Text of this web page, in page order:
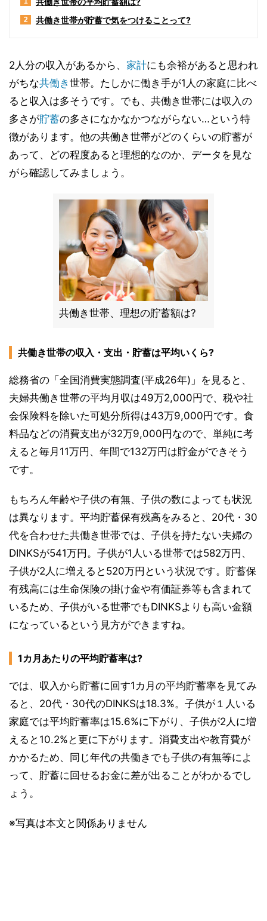
2 共働き世帯が貯蓄で気をつけることって?
2人分の収入があるから、 家計にも余裕があると思われ
がちな共働き世帯。たしかに働き手が1人の家庭に比べ
ると収入は多そうです。でも、共働き世帯には収入の
多さが貯蓄の多さになかなかつながらない…という特
徴があります。他の共働き世帯がどのくらいの貯蓄が
あって、どの程度あると理想的なのか、データを見な
がら確認してみましょう。
共働き世帯、理想の貯蓄額は?
共働き世帯の収入・支出・貯蓄は平均いくら?
総務省の「全国消費実態調査(平成26年)」を見ると、
夫婦共働き世帯の平均月収は49万2,000円で、税や社
会保険料を除いた可処分所得は43万9,000円です。食
料品などの消費支出が32万9,000円なので、単純に考
えると毎月11万円、年間で132万円は貯金ができそう
です。
もちろん年齢や子供の有無、子供の数によっても状況
は異なります。平均貯蓄保有残高をみると、20代・30
代を合わせた共働き世帯では、子供を持たない夫婦の
DINKSが541万円。子供が1人いる世帯では582万円、
子供が2人に増えると520万円という状況です。貯蓄保
有残高には生命保険の掛け金や有価証券等も含まれて
いるため、子供がいる世帯でもDINKSよりも高い金額
になっているという見方ができますね。
1カ月あたりの平均貯蓄率は?
では、収入から貯蓄に回す1カ月の平均貯蓄率を見てみ
ると、20代・30代のDINKSは18.3%。子供が１人いる
家庭では平均貯蓄率は15.6%に下がり、子供が2人に増
えると10.2%と更に下がります。消費支出や教育費が
かかるため、同じ年代の共働きでも子供の有無等によ
って、貯蓄に回せるお金に差が出ることがわかるでし
ょう。
※写真は本文と関係ありません